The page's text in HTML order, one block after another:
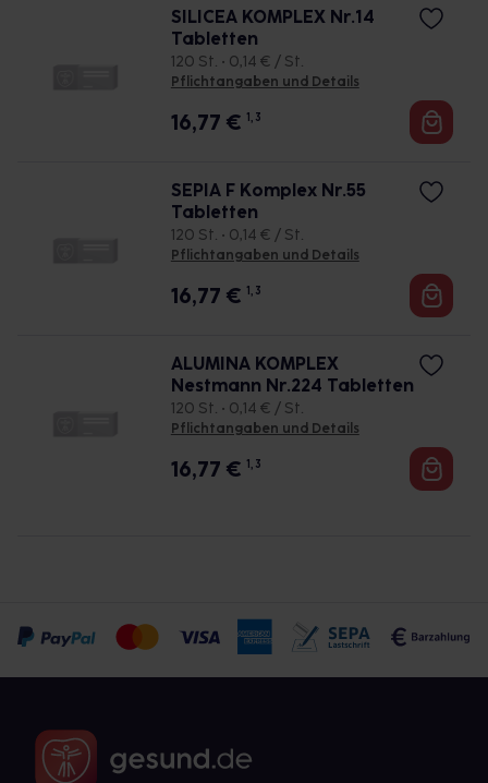
SILICEA KOMPLEX Nr.14
Tabletten
120 St. • 0,14 € / St.
Pflichtangaben und Details
16,77 € 1, 3
SEPIA F Komplex Nr.55
Tabletten
120 St. • 0,14 € / St.
Pflichtangaben und Details
16,77 € 1, 3
ALUMINA KOMPLEX
Nestmann Nr.224 Tabletten
120 St. • 0,14 € / St.
Pflichtangaben und Details
16,77 € 1, 3